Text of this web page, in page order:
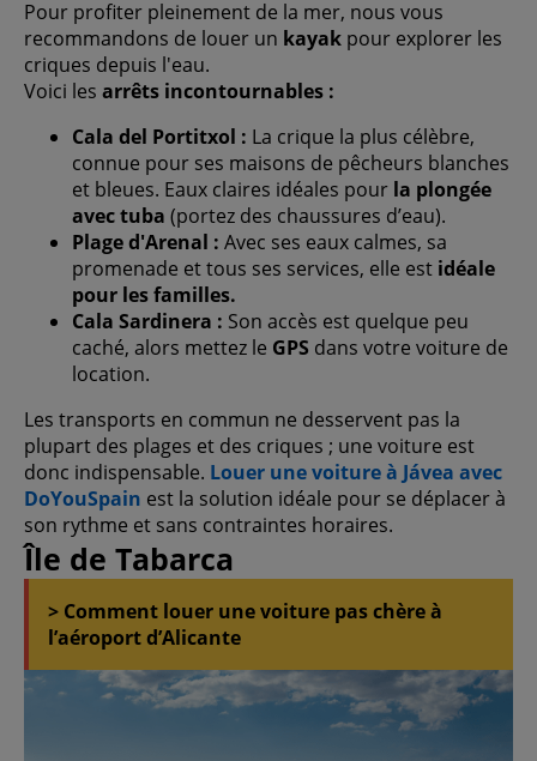
Pour profiter pleinement de la mer, nous vous
recommandons de louer un kayak pour explorer les
criques depuis l'eau.
Voici les arrêts incontournables :
Cala del Portitxol : La crique la plus célèbre,
connue pour ses maisons de pêcheurs blanches
et bleues. Eaux claires idéales pour la plongée
avec tuba (portez des chaussures d’eau).
Plage d'Arenal : Avec ses eaux calmes, sa
promenade et tous ses services, elle est idéale
pour les familles.
Cala Sardinera : Son accès est quelque peu
caché, alors mettez le GPS dans votre voiture de
location.
Les transports en commun ne desservent pas la
plupart des plages et des criques ; une voiture est
donc indispensable. Louer une voiture à Jávea avec
DoYouSpain est la solution idéale pour se déplacer à
son rythme et sans contraintes horaires.
Île de Tabarca
> Comment louer une voiture pas chère à
l’aéroport d’Alicante